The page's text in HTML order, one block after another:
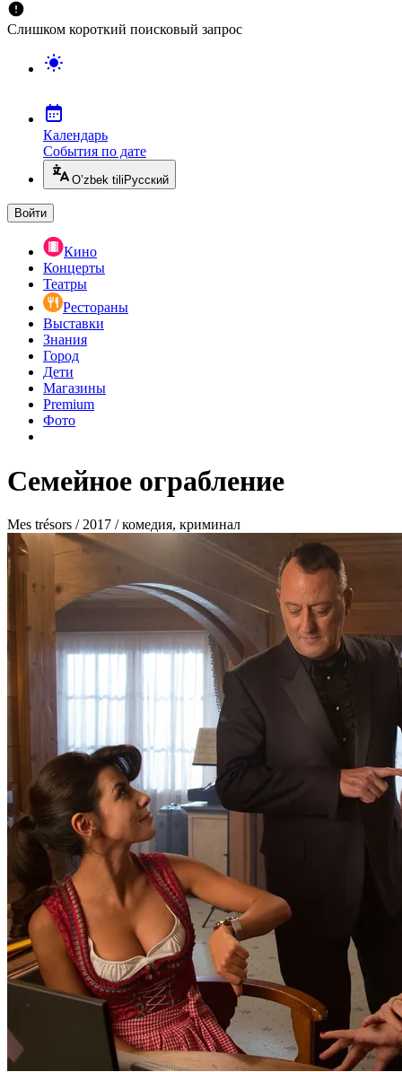
Слишком короткий поисковый запрос
Календарь
События по дате
O’zbek tili Русский
Войти
Кино
Концерты
Театры
Рестораны
Выставки
Знания
Город
Дети
Магазины
Premium
Фото
Семейное ограбление
Mes trésors / 2017 / комедия, криминал